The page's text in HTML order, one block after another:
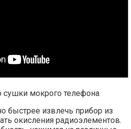
быстрее извлечь прибор из
окисления радиоэлементов.